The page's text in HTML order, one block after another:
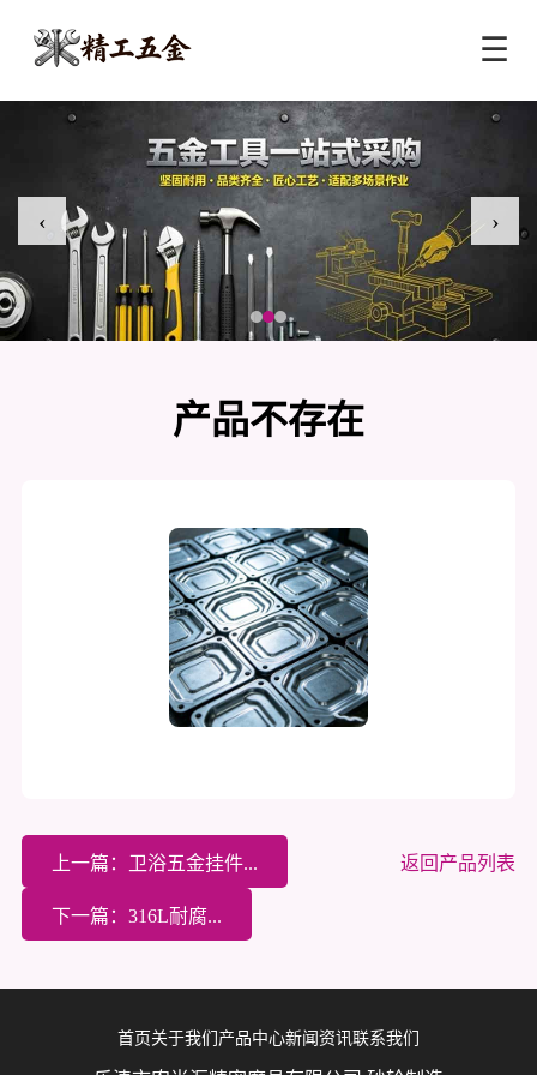
☰
‹ ›
产品不存在
上一篇：卫浴五金挂件... 返回产品列表
下一篇：316L耐腐...
首页 关于我们 产品中心新闻资讯联系我们